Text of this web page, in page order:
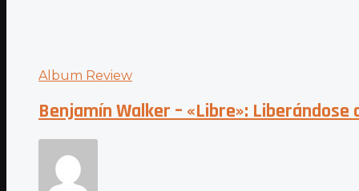
Album Review
Benjamín Walker – «Libre»: